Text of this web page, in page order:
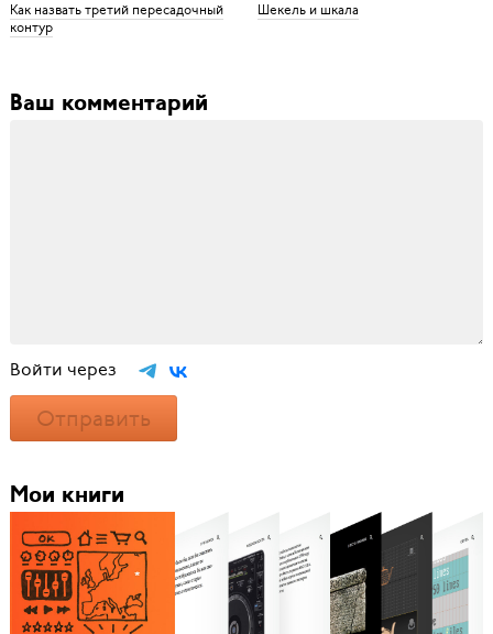
Как назвать третий пересадочный
контур
Шекель и шкала
Ваш комментарий
Войти через
Отправить
Мои книги